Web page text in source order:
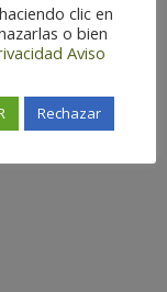
clic en
o bien
Aviso
Rechazar